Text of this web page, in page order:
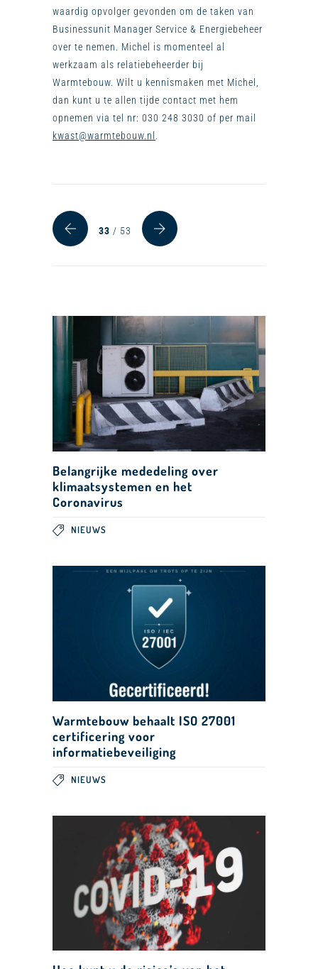
waardig opvolger gevonden om de taken van
Businessunit Manager Service & Energiebeheer
over te nemen. Michel is momenteel al
werkzaam als relatiebeheerder bij
Warmtebouw. Wilt u kennismaken met Michel,
dan kunt u te allen tijde contact met hem
opnemen via tel nr: 030 248 3030 of per mail
kwast@warmtebouw.nl
33 / 53
Belangrijke mededeling over
klimaatsystemen en het
Coronavirus
NIEUWS
Warmtebouw behaalt ISO 27001
certificering voor
informatiebeveiliging
NIEUWS